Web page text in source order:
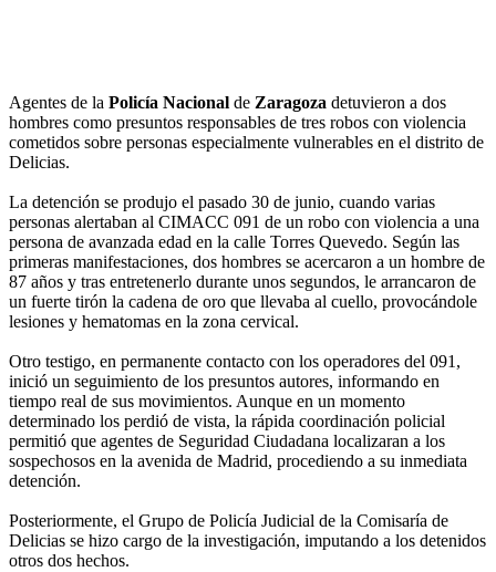
Agentes de la Policía Nacional de Zaragoza detuvieron a dos
hombres como presuntos responsables de tres robos con violencia
cometidos sobre personas especialmente vulnerables en el distrito de
Delicias.
La detención se produjo el pasado 30 de junio, cuando varias
personas alertaban al CIMACC 091 de un robo con violencia a una
persona de avanzada edad en la calle Torres Quevedo. Según las
primeras manifestaciones, dos hombres se acercaron a un hombre de
87 años y tras entretenerlo durante unos segundos, le arrancaron de
un fuerte tirón la cadena de oro que llevaba al cuello, provocándole
lesiones y hematomas en la zona cervical.
Otro testigo, en permanente contacto con los operadores del 091,
inició un seguimiento de los presuntos autores, informando en
tiempo real de sus movimientos. Aunque en un momento
determinado los perdió de vista, la rápida coordinación policial
permitió que agentes de Seguridad Ciudadana localizaran a los
sospechosos en la avenida de Madrid, procediendo a su inmediata
detención.
Posteriormente, el Grupo de Policía Judicial de la Comisaría de
Delicias se hizo cargo de la investigación, imputando a los detenidos
otros dos hechos.